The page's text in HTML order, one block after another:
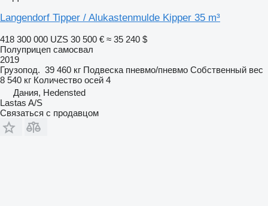
Langendorf Tipper / Alukastenmulde Kipper 35 m³
418 300 000 UZS 30 500 € ≈ 35 240 $
Полуприцеп самосвал
2019
Грузопод. 39 460 кг Подвеска пневмо/пневмо Собственный вес
8 540 кг Количество осей 4
Дания, Hedensted
Lastas A/S
Связаться с продавцом